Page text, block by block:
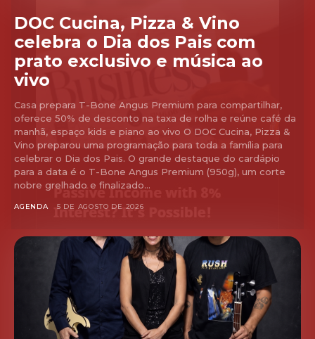
DOC Cucina, Pizza & Vino
celebra o Dia dos Pais com
prato exclusivo e música ao
vivo
Casa prepara T-Bone Angus Premium para compartilhar,
oferece 50% de desconto na taxa de rolha e reúne café da
manhã, espaço kids e piano ao vivo O DOC Cucina, Pizza &
Vino preparou uma programação para toda a família para
celebrar o Dia dos Pais. O grande destaque do cardápio
para a data é o T-Bone Angus Premium (950g), um corte
nobre grelhado e finalizado...
AGENDA 5 DE AGOSTO DE 2026